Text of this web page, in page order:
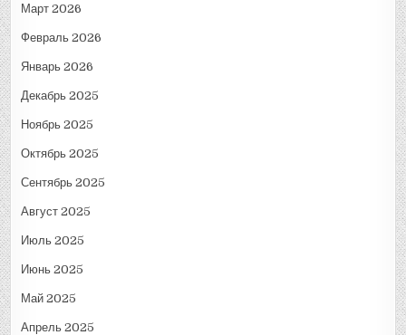
Март 2026
Февраль 2026
Январь 2026
Декабрь 2025
Ноябрь 2025
Октябрь 2025
Сентябрь 2025
Август 2025
Июль 2025
Июнь 2025
Май 2025
Апрель 2025